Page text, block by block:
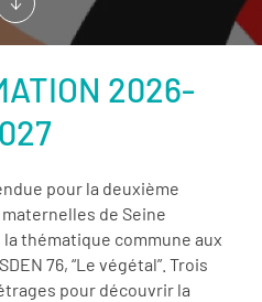
2026-
pour la deuxième
de Seine
thématique commune aux
76, “Le végétal”. Trois
pour découvrir la